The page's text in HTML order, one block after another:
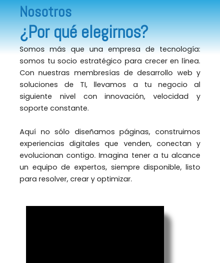
Nosotros
¿Por qué elegirnos?
Somos más que una empresa de tecnología:
somos tu socio estratégico para crecer en línea.
Con nuestras membresías de desarrollo web y
soluciones de TI, llevamos a tu negocio al
siguiente nivel con innovación, velocidad y
soporte constante.
Aquí no sólo diseñamos páginas, construimos
experiencias digitales que venden, conectan y
evolucionan contigo. Imagina tener a tu alcance
un equipo de expertos, siempre disponible, listo
para resolver, crear y optimizar.